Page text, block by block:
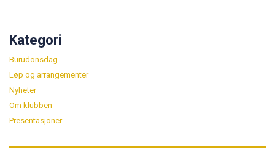
Kategori
Burudonsdag
Løp og arrangementer
Nyheter
Om klubben
Presentasjoner